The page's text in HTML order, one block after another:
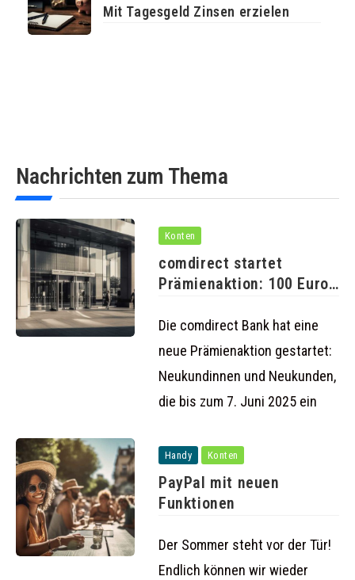
Mit Tagesgeld Zinsen erzielen
Nachrichten zum Thema
Konten
comdirect startet
Prämienaktion: 100 Euro
Die comdirect Bank hat eine
neue Prämienaktion gestartet:
Neukundinnen und Neukunden,
die bis zum 7. Juni 2025 ein
Handy Konten
PayPal mit neuen
Funktionen
Der Sommer steht vor der Tür!
Endlich können wir wieder